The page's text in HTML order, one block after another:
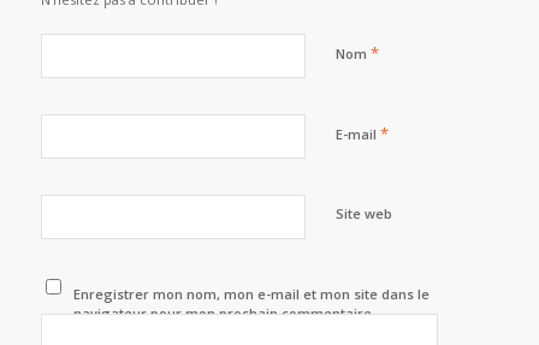
Nom *
E-mail *
Site web
Enregistrer mon nom, mon e-mail et mon site dans le
navigateur pour mon prochain commentaire.